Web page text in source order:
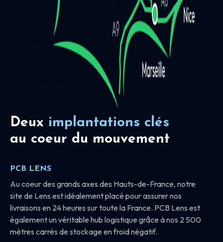
Deux implantations clés
au coeur du mouvement
PCB LENS
Au coeur des grands axes des Hauts-de-France, notre
site de Lens est idéalement placé pour assurer nos
livraisons en 24 heures sur toute la France. PCB Lens est
également un véritable hub logistique grâce à nos 2 500
mètres carrés de stockage en froid négatif.